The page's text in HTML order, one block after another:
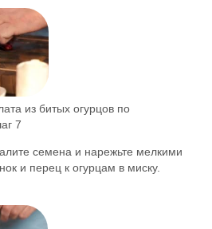
из битых огурцов по
7
семена и нарежьте мелкими
и перец к огурцам в миску.